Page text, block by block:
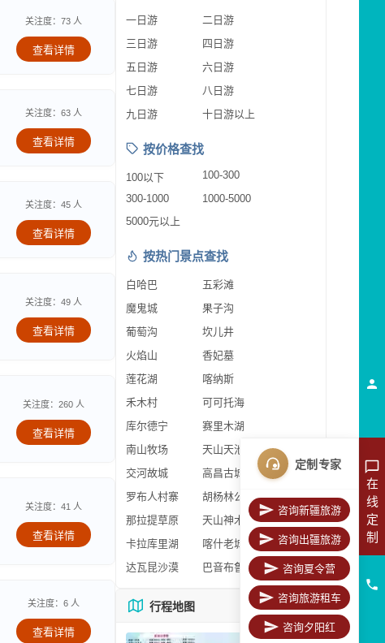
关注度：73 人
查看详情
关注度：63 人
查看详情
关注度：45 人
查看详情
关注度：49 人
查看详情
关注度：260 人
查看详情
关注度：41 人
查看详情
关注度：6 人
查看详情
一日游
二日游
三日游
四日游
五日游
六日游
七日游
八日游
九日游
十日游以上
按价格查找
100以下
100-300
300-1000
1000-5000
5000元以上
按热门景点查找
白哈巴
五彩滩
魔鬼城
果子沟
葡萄沟
坎儿井
火焰山
香妃墓
莲花湖
喀纳斯
禾木村
可可托海
库尔德宁
赛里木湖
南山牧场
天山天池
交河故城
高昌古城
罗布人村寨
胡杨林公园
那拉提草原
天山神木园
卡拉库里湖
喀什老城区
达瓦昆沙漠
巴音布鲁克
行程地图 更多地图
在
线
定
制
定制专家
咨询新疆旅游
咨询出疆旅游
咨询夏令营
咨询旅游租车
咨询夕阳红